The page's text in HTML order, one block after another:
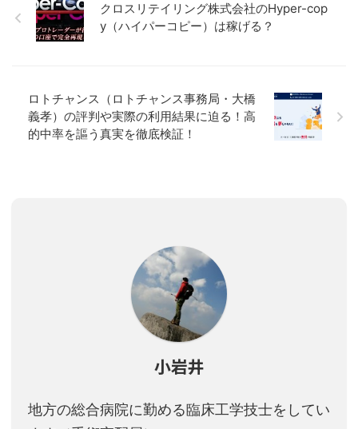
クロスリテイリング株式会社のHyper-cop
y（ハイパーコピー）は稼げる？
ロトチャンス（ロトチャンス事務局・大橋
義孝）の評判や実際の利用結果に迫る！高
的中率を謳う真実を徹底検証！
小岩井
地方の総合病院に勤める臨床工学技士をしてい